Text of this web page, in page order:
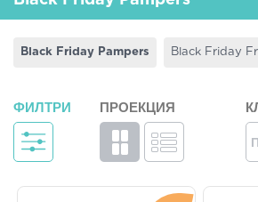
Black Friday Pampers Black Friday
ФИЛТРИ ПРОЕКЦИЯ